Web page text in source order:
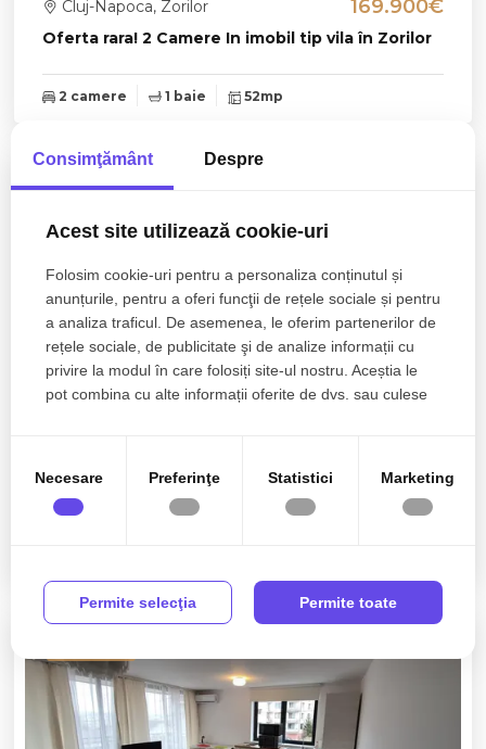
Oferta rara! 2 Camere In imobil tip vila în Zorilor
Cluj-Napoca, Zorilor 169.900€
2 camere 1 baie 52mp
Apartament cu panorama pe 2 niveluri cu scara
interioara 115 mp si terasa de 25mp
Consimţământ Despre
Acest site utilizează cookie-uri
Folosim cookie-uri pentru a personaliza conținutul și
anunțurile, pentru a oferi funcţii de rețele sociale și pentru
a analiza traficul. De asemenea, le oferim partenerilor de
rețele sociale, de publicitate şi de analize informații cu
privire la modul în care folosiți site-ul nostru. Aceștia le
pot combina cu alte informații oferite de dvs. sau culese
Necesare Preferinţe Statistici Marketing
Permite selecţia Permite toate